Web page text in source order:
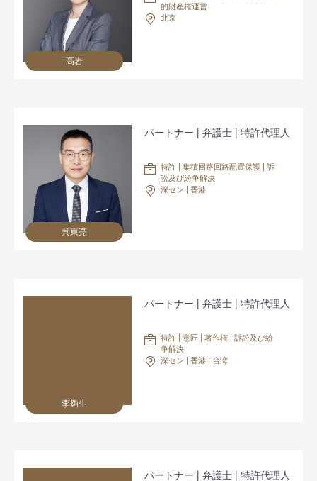
高岩
的財産権運営
北京
呉東亮
パートナー | 弁護士 | 特許代理人
特許 | 集積回路回路配置保護 | 訴
訟及び紛争解決
深セン | 香港
李夠生
パートナー | 弁護士 | 特許代理人
特許 | 意匠 | 著作権 | 訴訟及び紛
争解決
深セン | 香港 | 台湾
パートナー | 弁護士 | 特許代理人